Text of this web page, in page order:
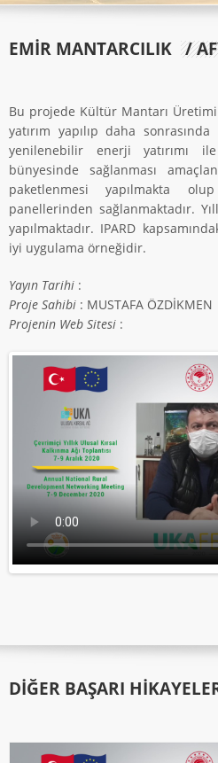
EMİR MANTARCILIK /
Bu projede Kültür Mantarı
yatırım yapılıp daha
yenilenebilir enerji yatırımı
bünyesinde sağlanması
paketlenmesi yapılmakta
panellerinden sağlanmaktadır.
yapılmaktadır. IPARD
iyi uygulama örneğidir.
Yayın Tarihi :
Proje Sahibi : MUSTAFA ÖZDİKMEN
Projenin Web Sitesi :
DIĞER BAŞARI